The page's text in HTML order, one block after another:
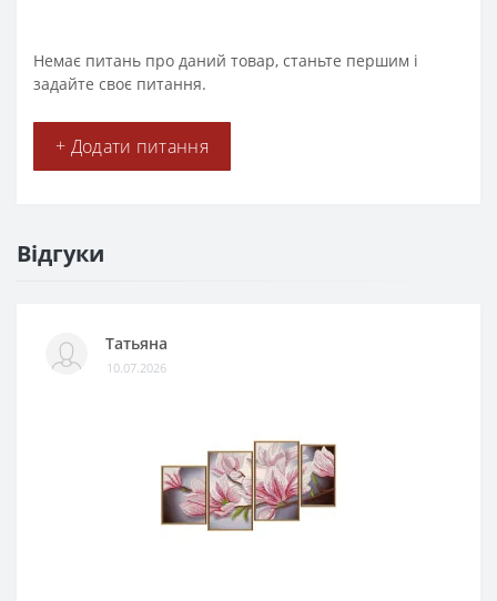
Немає питань про даний товар, станьте першим і
задайте своє питання.
+ Додати питання
Відгуки
Татьяна
10.07.2026